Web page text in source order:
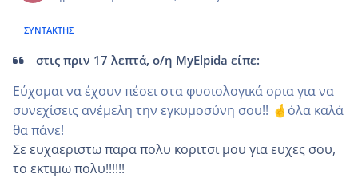
ΣΥΝΤΆΚΤΗΣ
στις πριν 17 λεπτά, ο/η MyElpida είπε:
Εύχομαι να έχουν πέσει στα φυσιολογικά ορια για να
συνεχίσεις ανέμελη την εγκυμοσύνη σου!! 🤞 όλα καλά
θα πάνε!
Σε ευχαεριστω παρα πολυ κοριτσι μου για ευχες σου,
το εκτιμω πολυ!!!!!!